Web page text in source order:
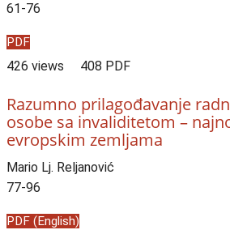
61-76
PDF
426 views 408 PDF
Razumno prilagođavanje
osobe sa invaliditetom –
evropskim zemljama
Mario Lj. Reljanović
77-96
PDF (English)